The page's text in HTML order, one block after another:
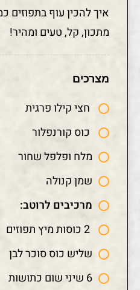
איך להכין עוף בתפוזים
מתכון, קל, טעים ומהיר!
מצרכים
חצי קילו פרגית
כוס קורנפלור
מלח ופלפל שחור
שמן קנולה
מרכיבים לרוטב:
שליש כוס סוכר לבן
6 שיני שום כתושות